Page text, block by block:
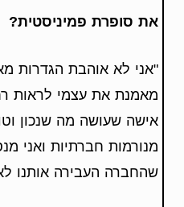
את סופרת פמיניסטית?
"אני לא אוהבת הגדרות
מאמנת את עצמי לראות
אישה שעושה מה שנכון
מנורמות חברתיות ואני
שהחברה העבירה אותנו